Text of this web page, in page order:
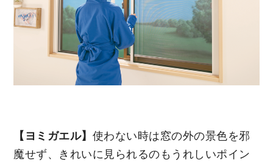
【ヨミガエル】 使わない時は窓の外の景色を邪
魔せず、きれいに見られるのもうれしいポイン